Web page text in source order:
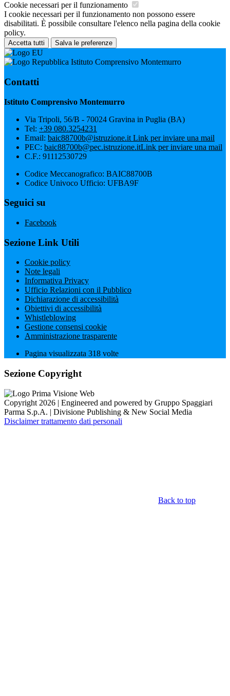
Cookie necessari per il funzionamento
I cookie necessari per il funzionamento non possono essere
disabilitati. È possibile consultare l'elenco nella pagina della cookie
policy.
Accetta tutti Salva le preferenze
Istituto Comprensivo Montemurro
Contatti
Istituto Comprensivo Montemurro
Via Tripoli, 56/B - 70024 Gravina in Puglia (BA)
Tel: +39 080.3254231
Email: baic88700b@istruzione.it Link per inviare una mail
PEC: baic88700b@pec.istruzione.itLink per inviare una mail
C.F.: 91112530729
Codice Meccanografico: BAIC88700B
Codice Univoco Ufficio: UFBA9F
Seguici su
Facebook
Sezione Link Utili
Cookie policy
Note legali
Informativa Privacy
Ufficio Relazioni con il Pubblico
Dichiarazione di accessibilità
Obiettivi di accessibilità
Whistleblowing
Gestione consensi cookie
Amministrazione trasparente
Pagina visualizzata 318 volte
Sezione Copyright
Copyright 2026 | Engineered and powered by Gruppo Spaggiari
Parma S.p.A. | Divisione Publishing & New Social Media
Disclaimer trattamento dati personali
Back to top